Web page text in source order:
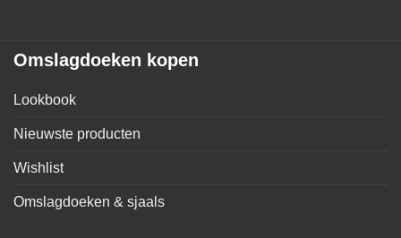
Omslagdoeken kopen
Lookbook
Nieuwste producten
Wishlist
Omslagdoeken & sjaals